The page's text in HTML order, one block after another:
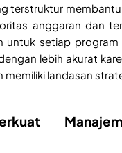
terstruktur
anggaran dan
untuk setiap program
lebih akurat
memiliki landasan